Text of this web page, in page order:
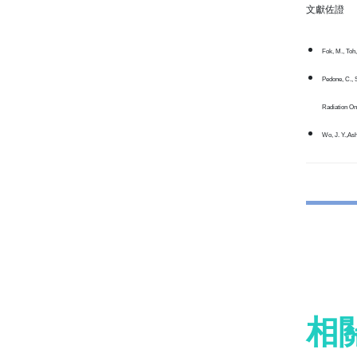
文獻佐證
Fok, M.,
Pedone, C.,
Radiation
Wo, J.
相